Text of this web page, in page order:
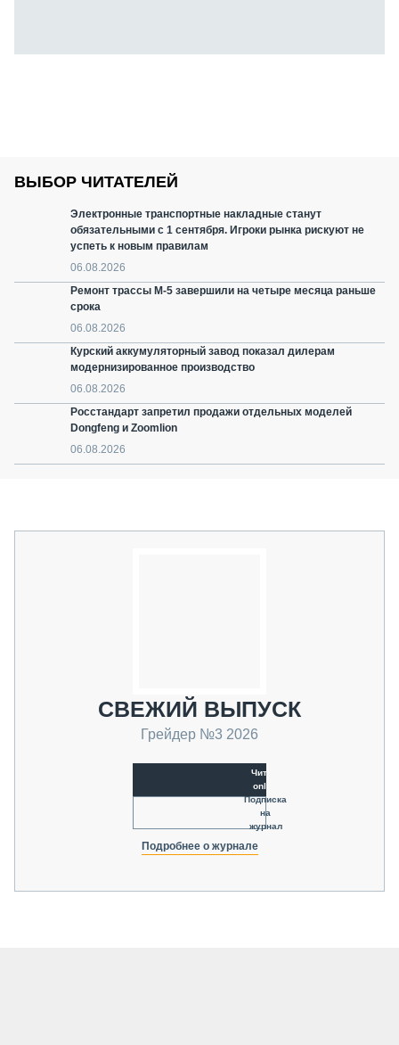
ВЫБОР ЧИТАТЕЛЕЙ
Электронные транспортные накладные станут
обязательными с 1 сентября. Игроки рынка рискуют не
успеть к новым правилам
06.08.2026
Ремонт трассы М-5 завершили на четыре месяца раньше
срока
06.08.2026
Курский аккумуляторный завод показал дилерам
модернизированное производство
06.08.2026
Росстандарт запретил продажи отдельных моделей
Dongfeng и Zoomlion
06.08.2026
СВЕЖИЙ ВЫПУСК
Грейдер №3 2026
Читать
online
Подписка
на
журнал
Подробнее о журнале